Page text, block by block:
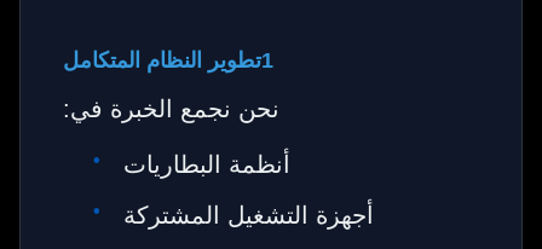
1تطوير النظام المتكامل
نحن نجمع الخبرة في:
أنظمة البطاريات
أجهزة التشغيل المشتركة